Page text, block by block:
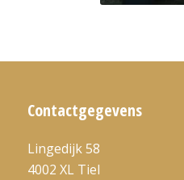
Contactgegevens
Lingedijk 58
4002 XL Tiel